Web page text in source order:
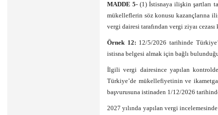
MADDE 5-(1) İstisnaya ilişkin şartları
mükelleflerin söz konusu kazançlarına
vergi dairesi tarafından vergi ziyaı
Örnek 12: 12/5/2026 tarihinde
istisna belgesi almak için bağlı
İlgili vergi dairesince yapılan
Türkiye’de mükellefiyetinin ve
başvurusuna istinaden 1/12/2026
2027 yılında yapılan vergi